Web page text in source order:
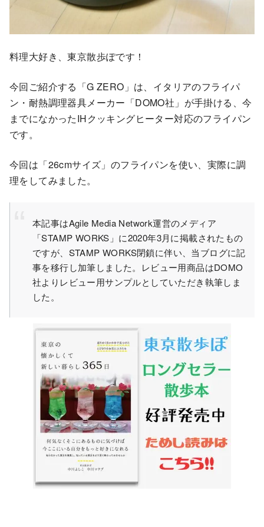
料理大好き、東京散歩ぽです！
今回ご紹介する「G ZERO」は、イタリアのフライパ
ン・耐熱調理器具メーカー「DOMO社」が手掛ける、今
までになかったIHクッキングヒーター対応のフライパン
です。
今回は「26cmサイズ」のフライパンを使い、実際に調
理をしてみました。
本記事はAgile Media Network運営のメディア
「STAMP WORKS」に2020年3月に掲載されたもの
ですが、STAMP WORKS閉鎖に伴い、当ブログに記
事を移行し加筆しました。レビュー用商品はDOMO
社よりレビュー用サンプルとしていただき執筆しま
した。